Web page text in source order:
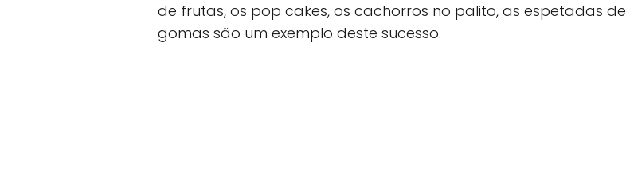
de frutas, os pop cakes, os cachorros no palito, as espetadas de
gomas são um exemplo deste sucesso.